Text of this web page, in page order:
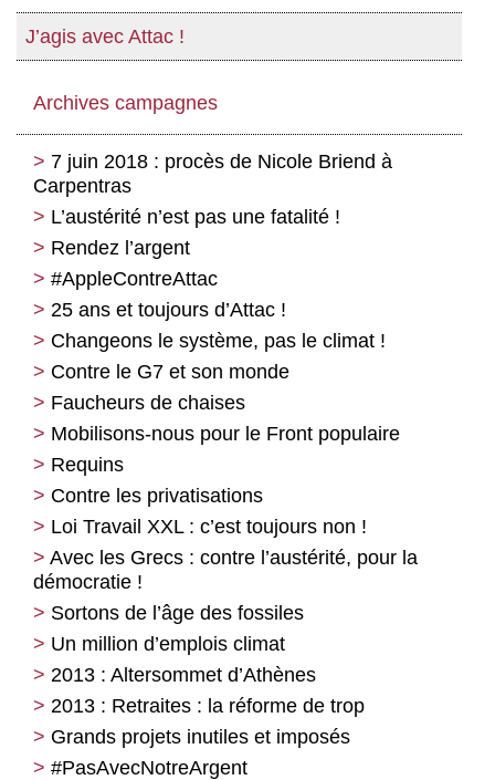
J’agis avec Attac !
Archives campagnes
7 juin 2018 : procès de Nicole Briend à
Carpentras
L’austérité n’est pas une fatalité !
Rendez l’argent
#AppleContreAttac
25 ans et toujours d’Attac !
Changeons le système, pas le climat !
Contre le G7 et son monde
Faucheurs de chaises
Mobilisons-nous pour le Front populaire
Requins
Contre les privatisations
Loi Travail XXL : c’est toujours non !
Avec les Grecs : contre l’austérité, pour la
démocratie !
Sortons de l’âge des fossiles
Un million d’emplois climat
2013 : Altersommet d’Athènes
2013 : Retraites : la réforme de trop
Grands projets inutiles et imposés
#PasAvecNotreArgent